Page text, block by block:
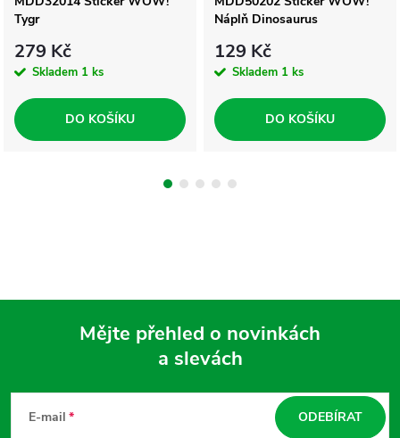
Tygr
279 Kč
Skladem 1 ks
DO KOŠÍKU
Náplň Dinosaurus
129 Kč
Skladem 1 ks
DO KOŠÍKU
Mějte přehled o novinkách
a slevách
E-mail ODEBÍRAT